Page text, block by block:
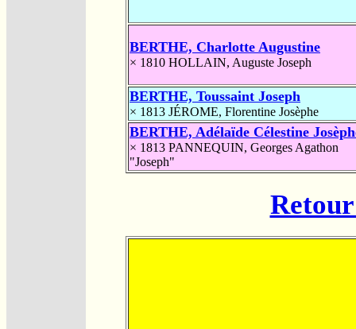
BERTHE, Charlotte Augustine
× 1810 HOLLAIN, Auguste Joseph
BERTHE, Toussaint Joseph
× 1813 JÉROME, Florentine Josèphe
BERTHE, Adélaïde Célestine
× 1813 PANNEQUIN, Georges Agathon
"Joseph"